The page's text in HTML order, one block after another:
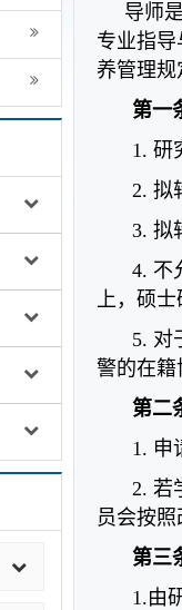
导师是
专业指
养管理规
第一
1. 研
2. 拟
3. 拟
4. 不
上，硕士
5. 对
警的在籍
第二
1. 申
2. 若
员会按照
第三
1.由